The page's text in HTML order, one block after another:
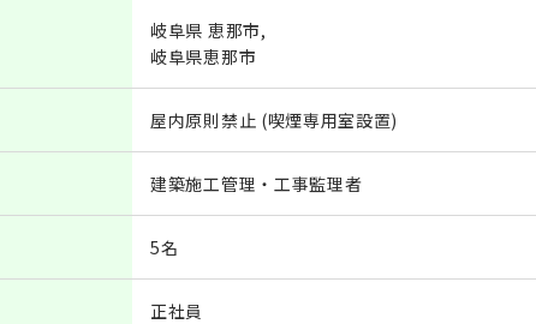
岐阜県 恵那市,
岐阜県恵那市
屋内原則禁止 (喫煙専用室設置)
建築施工管理・工事監理者
5名
正社員